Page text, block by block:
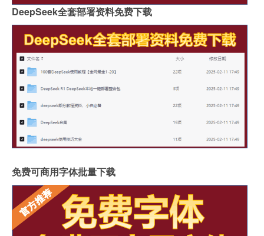
DeepSeek全套部署资料免费下载
免费可商用字体批量下载